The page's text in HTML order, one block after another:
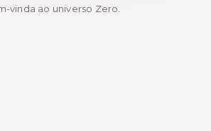
vinda ao universo Zero.